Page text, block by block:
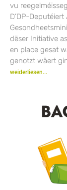
vu
D’DP-
dëser Initiative
en place gesat
genotzt wäert
weiderliesen...